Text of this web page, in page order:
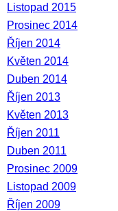
Listopad 2015
Prosinec 2014
Říjen 2014
Květen 2014
Duben 2014
Říjen 2013
Květen 2013
Říjen 2011
Duben 2011
Prosinec 2009
Listopad 2009
Říjen 2009